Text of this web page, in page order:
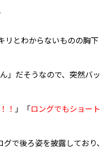
リとわからないものの胸下
」だそうなので、突然バッ
！ 」「ロングでもショート
で後ろ姿を披露しており、